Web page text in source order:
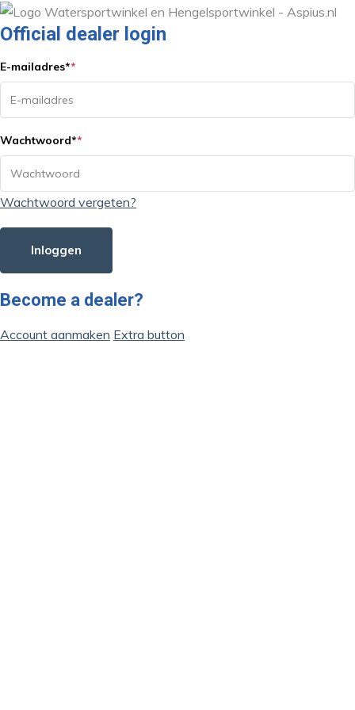
Official dealer login
E-mailadres**
Wachtwoord**
Wachtwoord vergeten?
Inloggen
Become a dealer?
Account aanmaken Extra button